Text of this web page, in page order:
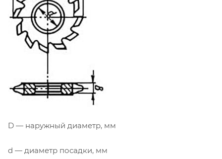
D — наружный диаметр, мм
d — диаметр посадки, мм